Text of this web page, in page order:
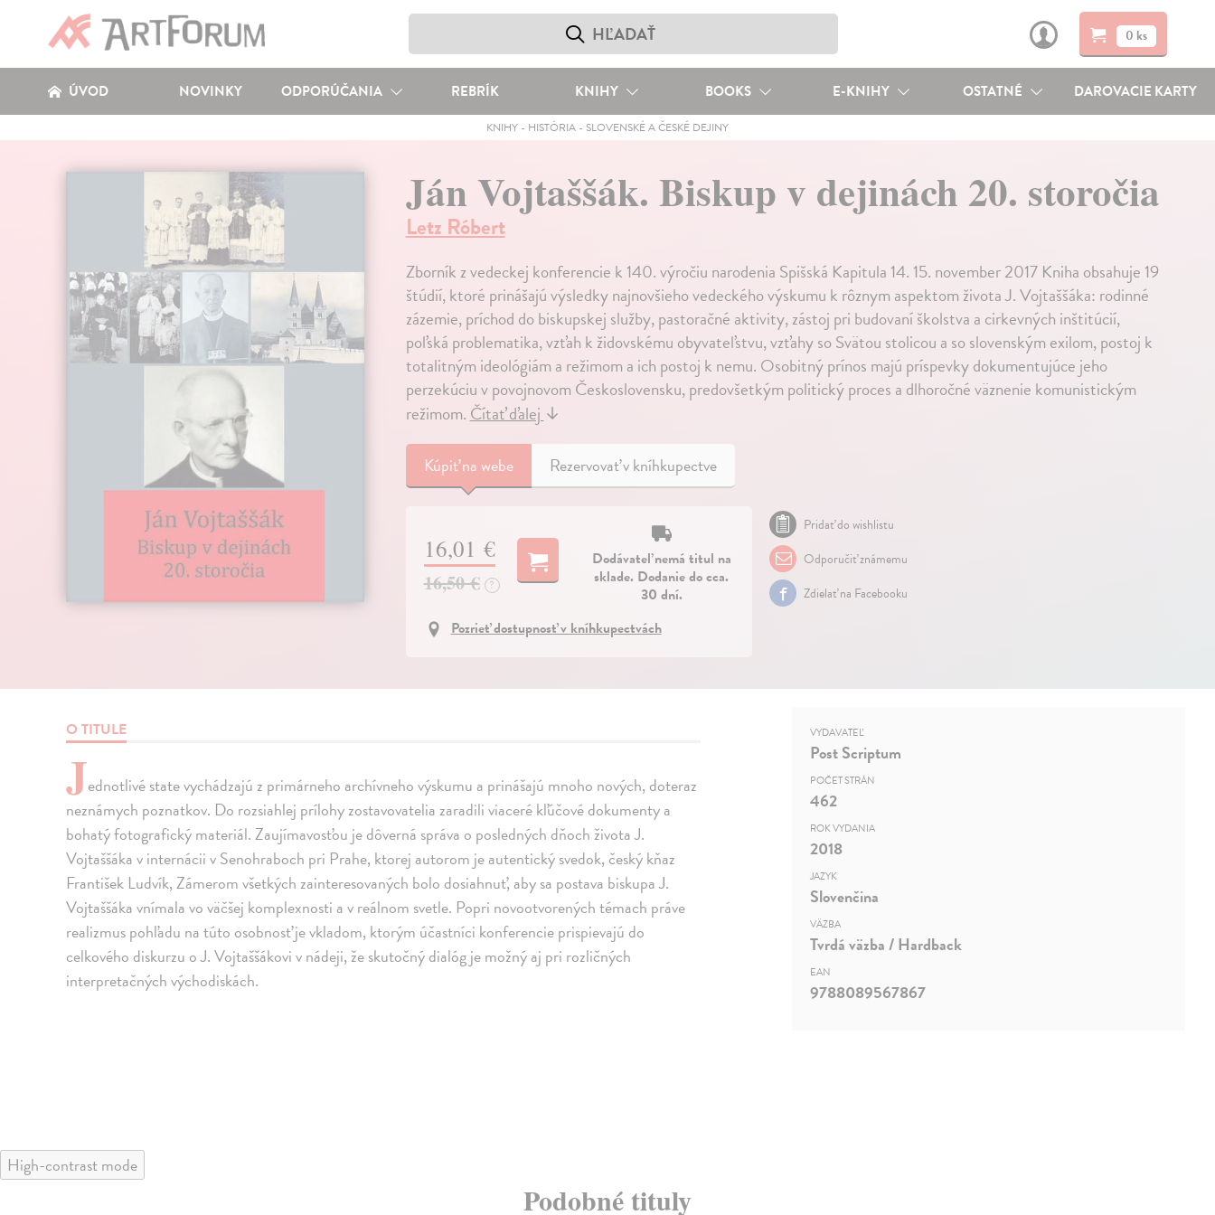
0 ks
ÚVOD NOVINKY ODPORÚČANIA REBRÍK KNIHY BOOKS E-KNIHY OSTATNÉ DAROVACIE KARTY
KNIHY- HISTÓRIA- SLOVENSKÉ A ČESKÉ DEJINY
Ján Vojtaššák. Biskup v dejinách 20. storočia
Letz Róbert
Zborník z vedeckej konferencie k 140. výročiu narodenia Spišská Kapitula 14. 15. november 2017 Kniha obsahuje 19
štúdií, ktoré prinášajú výsledky najnovšieho vedeckého výskumu k rôznym aspektom života J. Vojtaššáka: rodinné
zázemie, príchod do biskupskej služby, pastoračné aktivity, zástoj pri budovaní školstva a cirkevných inštitúcií,
poľská problematika, vzťah k židovskému obyvateľstvu, vzťahy so Svätou stolicou a so slovenským exilom, postoj k
totalitným ideológiám a režimom a ich postoj k nemu. Osobitný prínos majú príspevky dokumentujúce jeho
perzekúciu v povojnovom Československu, predovšetkým politický proces a dlhoročné väznenie komunistickým
režimom.Čítať ďalej↓
Kúpiťna webe Rezervovať v kníhkupectve
16,01 €
16,50 € ?
Dodávateľ nemá titul na
sklade. Dodanie do cca.
30 dní.
Pozrieť dostupnosť v kníhkupectvách
Pridať do wishlistu
Odporučiť známemu
Zdielať na Facebooku
O TITULE
Jednotlivé state vychádzajú z primárneho archívneho výskumu a prinášajú mnoho nových, doteraz
neznámych poznatkov. Do rozsiahlej prílohy zostavovatelia zaradili viaceré kľúčové dokumenty a
bohatý fotografický materiál. Zaujímavosťou je dôverná správa o posledných dňoch života J.
Vojtaššáka v internácii v Senohraboch pri Prahe, ktorej autorom je autentický svedok, český kňaz
František Ludvík, Zámerom všetkých zainteresovaných bolo dosiahnuť, aby sa postava biskupa J.
Vojtaššáka vnímala vo väčšej komplexnosti a v reálnom svetle. Popri novootvorených témach práve
realizmus pohľadu na túto osobnosť je vkladom, ktorým účastníci konferencie prispievajú do
celkového diskurzu o J. Vojtaššákovi v nádeji, že skutočný dialóg je možný aj pri rozličných
interpretačných východiskách.
VYDAVATEĽ
Post Scriptum
POČET STRÁN
462
ROK VYDANIA
2018
JAZYK
Slovenčina
VÄZBA
Tvrdá väzba / Hardback
EAN
9788089567867
High-contrast mode
Podobné tituly